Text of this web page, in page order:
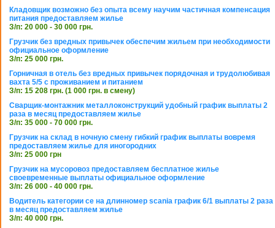
Кладовщик возможно без опыта всему научим частичная компенсация
питания предоставляем жилье
З/п: 20 000 - 30 000 грн.
Грузчик без вредных привычек обеспечим жильем при необходимости
официальное оформление
З/п: 25 000 грн.
Горничная в отель без вредных привычек порядочная и трудолюбивая
вахта 5/5 с проживанием и питанием
З/п: 15 208 грн. (1 000 грн. в смену)
Сварщик-монтажник металлоконструкций удобный график выплаты 2
раза в месяц предоставляем жилье
З/п: 35 000 - 70 000 грн.
Грузчик на склад в ночную смену гибкий график выплаты вовремя
предоставляем жилье для иногородних
З/п: 25 000 грн
Грузчик на мусоровоз предоставляем бесплатное жилье
своевременные выплаты официальное оформление
З/п: 26 000 - 40 000 грн.
Водитель категории се на длинномер scania график 6/1 выплаты 2 раза
в месяц предоставляем жилье
З/п: 40 000 грн.